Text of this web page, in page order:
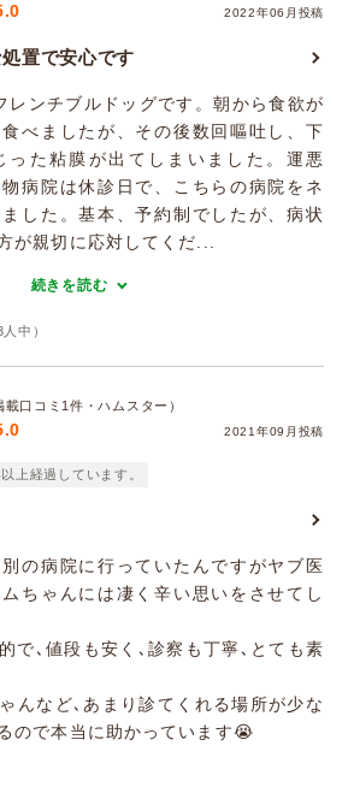
2022年06月投稿
置で安心です
レンチブルドッグです。朝から食欲が
べましたが、その後数回嘔吐し、下
った粘膜が出てしまいました。運悪
病院は休診日で、こちらの病院をネ
した。基本、予約制でしたが、病状
が親切に応対してくだ...
続きを読む
人中）
口コミ1件・ハムスター）
2021年09月投稿
上経過しています。
の病院に行っていたんですがヤブ医
ちゃんには凄く辛い思いをさせてし
で､値段も安く､診察も丁寧､とても素
んなど､あまり診てくれる場所が少な
ので本当に助かっています😭